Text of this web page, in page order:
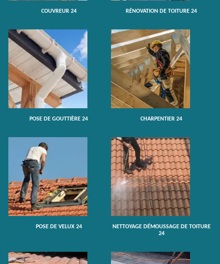
COUVREUR 24 RÉNOVATION DE TOITURE 24
POSE DE GOUTTIÈRE 24 CHARPENTIER 24
POSE DE VELUX 24
NETTOYAGE DÉMOUSSAGE DE TOITURE
24